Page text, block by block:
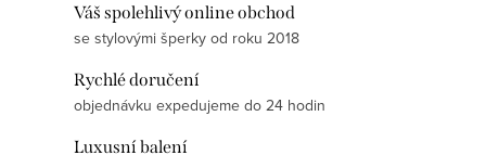
Váš spolehlivý online obchod
se stylovými šperky od roku 2018
Rychlé doručení
objednávku expedujeme do 24 hodin
Luxusní balení